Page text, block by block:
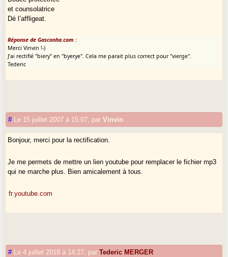
et counsolatrice
Dé l’affligeat.
Réponse de Gasconha.com :
Merci Vinvin !-)
J’ai rectifié "biery" en "byerye". Cela me parait plus correct pour "vierge".
Tederic
# Le 15 juillet 2007 à 15:07 parVinvin
Bonjour, merci pour la rectification.
Je me permets de mettre un lien youtube pour remplacer le fichier mp3
qui ne marche plus. Bien amicalement à tous.
fr.youtube.com
# Le 4 juillet 2018 à 14:27 parTederic MERGER